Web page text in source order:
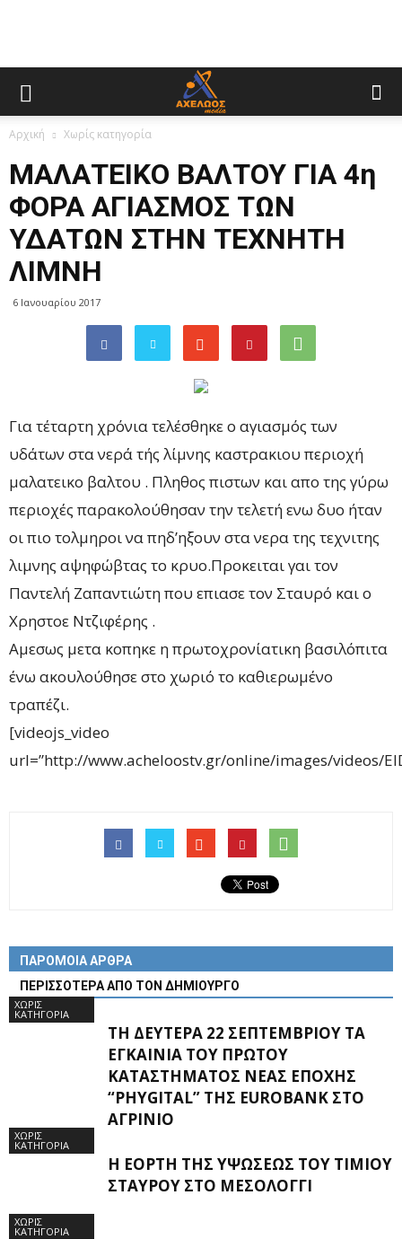
Αρχική Χωρίς κατηγορία
ΜΑΛΑΤΕΙΚΟ ΒΑΛΤΟΥ ΓΙΑ 4η
ΦΟΡΑ ΑΓΙΑΣΜΟΣ ΤΩΝ
ΥΔΑΤΩΝ ΣΤΗΝ ΤΕΧΝΗΤΗ
ΛΙΜΝΗ
6 Ιανουαρίου 2017
Για τέταρτη χρόνια τελέσθηκε ο αγιασμός των
υδάτων στα νερά τής λίμνης καστρακιου περιοχή
μαλατεικο βαλτου . Πληθος πιστων και απο της γύρω
περιοχές παρακολούθησαν την τελετή ενω δυο ήταν
οι πιο τολμηροι να πηδ’ηξουν στα νερα της τεχνιτης
λιμνης αψηφώβτας το κρυο.Προκειται γαι τον
Παντελή Ζαπαντιώτη που επιασε τον Σταυρό και ο
Χρηστοε Ντζιφέρης .
Αμεσως μετα κοπηκε η πρωτοχρονίατικη βασιλόπιτα
ένω ακουλούθησε στο χωριό το καθιερωμένο
τραπέζι.
[videojs_video
url=”http://www.acheloostv.gr/online/images/videos/
ΠΑΡΟΜΟΙΑ ΑΡΘΡΑ
ΠΕΡΙΣΣΟΤΕΡΑ ΑΠΟ ΤΟΝ ΔΗΜΙΟΥΡΓΟ
ΧΩΡΊΣ
ΚΑΤΗΓΟΡΊΑ
ΤΗ ΔΕΥΤΈΡΑ 22 ΣΕΠΤΕΜΒΡΊΟΥ ΤΑ
ΕΓΚΑΊΝΙΑ ΤΟΥ ΠΡΏΤΟΥ
ΚΑΤΑΣΤΉΜΑΤΟΣ ΝΈΑΣ ΕΠΟΧΉΣ
“PHYGITAL” ΤΗΣ EUROBANK ΣΤΟ
ΑΓΡΊΝΙΟ
ΧΩΡΊΣ
ΚΑΤΗΓΟΡΊΑ
Η ΕΟΡΤΉ ΤΗΣ ΥΨΏΣΕΩΣ ΤΟΥ ΤΙΜΊΟΥ
ΣΤΑΥΡΟΎ ΣΤΟ ΜΕΣΟΛΌΓΓΙ
ΧΩΡΊΣ
ΚΑΤΗΓΟΡΊΑ